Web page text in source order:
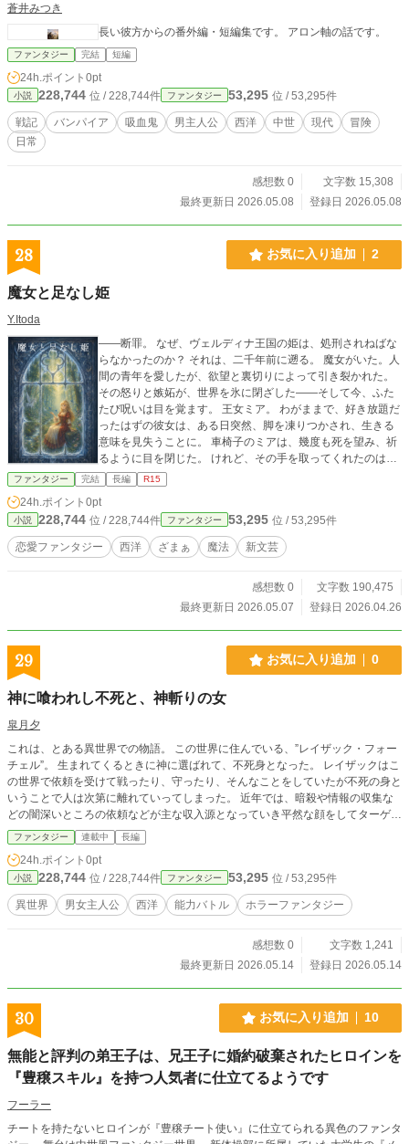
蒼井みつき
長い彼方からの番外編・短編集です。 アロン軸の話です。
ファンタジー 完結 短編
24h.ポイント 0pt
小説 228,744 位 / 228,744件 ファンタジー 53,295 位 / 53,295件
戦記 バンパイア 吸血鬼 男主人公 西洋 中世 現代
冒険
日常
感想数 0
文字数 15,308
最終更新日 2026.05.08
登録日 2026.05.08
28 お気に入り追加 2
魔女と足なし姫
Y.Itoda
——断罪。 なぜ、ヴェルディナ王国の姫は、処刑されねばな
らなかったのか？ それは、二千年前に遡る。 魔女がいた。人
間の青年を愛したが、欲望と裏切りによって引き裂かれた。
その怒りと嫉妬が、世界を氷に閉ざした——そして今、ふた
たび呪いは目を覚ます。 王女ミア。 わがままで、好き放題だ
ったはずの彼女は、ある日突然、脚を凍りつかされ、生きる
意味を見失うことに。 車椅子のミアは、幾度も死を望み、祈
るように目を閉じた。 けれど、その手を取ってくれたのは、
辺境に暮らす一人の青年だった。 名はアワ。 辺境の魔術師
は、澄んだ湖のように穏やかな魔法と、「大丈夫だよ」とい
う言葉で、彼は凍てついた心を少しずつ溶かしていく。 だが
隣国アルベルサの野心は静かに迫り、かつての友であり、宿
敵でもある姫ジナイーダが、あろうことか、アワに恋をする
——はたして、その腹の内は何なのか。 それは後に、彼女の
森で知る、氷に眠る王子のわけ。 星を映す湖を踏み、星を見
の言葉を胸に、ミアは、もう一度、立ち上がる。
ファンタジー 完結 長編 R15
24h.ポイント 0pt
小説 228,744 位 / 228,744件 ファンタジー 53,295 位 / 53,295件
恋愛ファンタジー 西洋 ざまぁ 魔法 新文芸
感想数 0
文字数 190,475
最終更新日 2026.05.07
登録日 2026.04.26
29 お気に入り追加 0
神に喰われし不死と、神斬りの女
皐月夕
これは、とある異世界での物語。 この世界に住んでいる、”レイザック・フォー
チェル”。 生まれてくるときに神に選ばれて、不死身となった。 レイザックはこ
の世界で依頼を受けて戦ったり、守ったり、そんなことをしていたが不死の身と
いうことで人は次第に離れていってしまった。 近年では、暗殺や情報の収集な
どの闇深いところの依頼などが主な収入源となっていき平然な顔をしてターゲッ
トの首や機密情報を持ってくることにより、”無情の魔聖”とまで言われるほど
に。 そんな彼が町を徘徊していると教会を見つけ入ってみると。多量の血に崩
壊した場に立つ女性が一人。 彼女は俺を見るなり近づいてきてこんな依頼を出
してきた。 「――――神を殺すのを手伝って」
ファンタジー 連載中 長編
24h.ポイント 0pt
小説 228,744 位 / 228,744件 ファンタジー 53,295 位 / 53,295件
異世界 男女主人公 西洋 能力バトル ホラーファンタジー
感想数 0
文字数 1,241
最終更新日 2026.05.14
登録日 2026.05.14
30 お気に入り追加 10
無能と評判の弟王子は、兄王子に婚約破棄されたヒロインを
『豊穣スキル』を持つ人気者に仕立てるようです
フーラー
チートを持たないヒロインが『豊穣チート使い』に仕立てられる異色のファンタ